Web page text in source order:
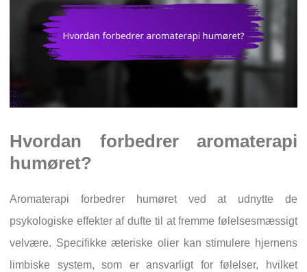
Hvordan forbedrer aromaterapi
humøret?
Aromaterapi forbedrer humøret ved at udnytte de
psykologiske effekter af dufte til at fremme følelsesmæssigt
velvære. Specifikke æteriske olier kan stimulere hjernens
limbiske system, som er ansvarligt for følelser, hvilket